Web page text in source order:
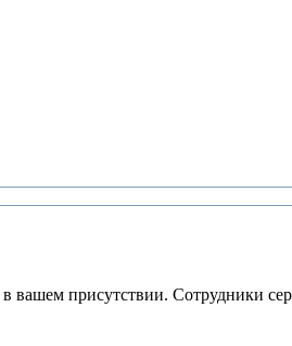
вашем присутствии. Сотрудники